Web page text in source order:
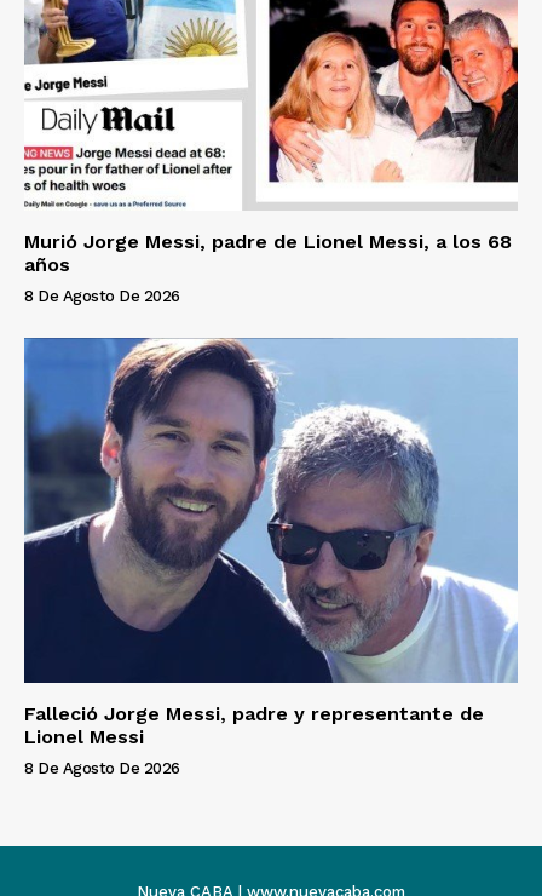
Murió Jorge Messi, padre de Lionel Messi, a los 68
años
8 De Agosto De 2026
Falleció Jorge Messi, padre y representante de
Lionel Messi
8 De Agosto De 2026
Nueva CABA | www.nuevacaba.com